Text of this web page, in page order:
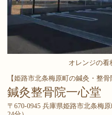
オレンジの看
【姫路市北条梅原町の鍼灸・整骨
鍼灸整骨院一心堂
〒670-0945 兵庫県姫路市北条梅原